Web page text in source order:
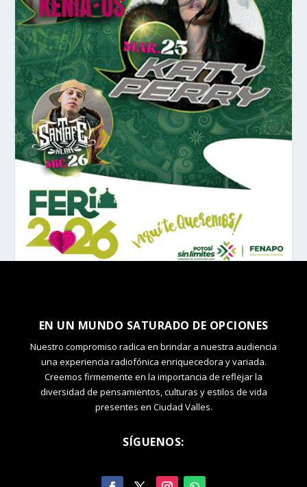
EN UN MUNDO SATURADO DE OPCIONES
Nuestro compromiso radica en brindar a nuestra audiencia
una experiencia radiofónica enriquecedora y variada.
Creemos firmemente en la importancia de reflejar la
diversidad de pensamientos, culturas y estilos de vida
presentes en Ciudad Valles.
SÍGUENOS: